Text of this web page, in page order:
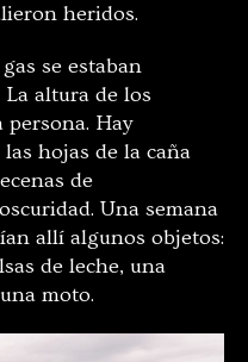
heridos.
se estaban
altura de los
persona. Hay
hojas de la caña
de
Una semana
allí algunos objetos:
de leche, una
moto.